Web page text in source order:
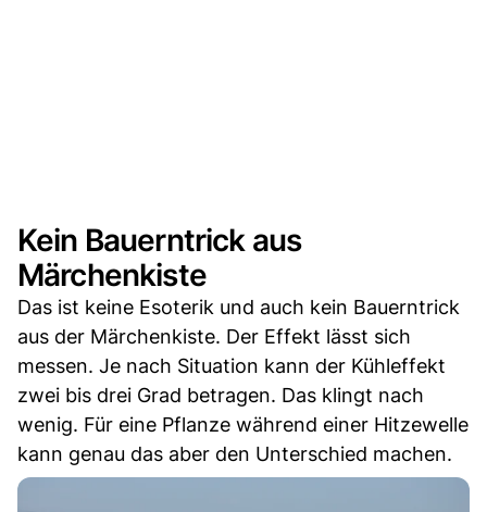
Kein Bauerntrick aus
Märchenkiste
Das ist keine Esoterik und auch kein Bauerntrick
aus der Märchenkiste. Der Effekt lässt sich
messen. Je nach Situation kann der Kühleffekt
zwei bis drei Grad betragen. Das klingt nach
wenig. Für eine Pflanze während einer Hitzewelle
kann genau das aber den Unterschied machen.